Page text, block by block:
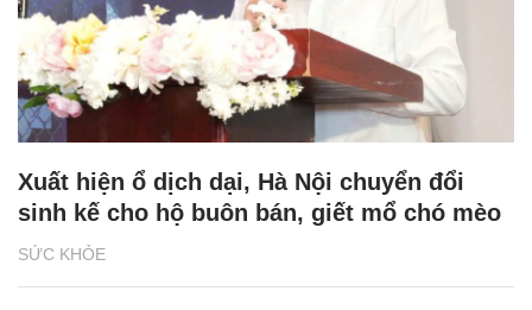
SỨC KHỎE
Xuất hiện ổ dịch dại, Hà Nội chuyển đổi
sinh kế cho hộ buôn bán, giết mổ chó mèo